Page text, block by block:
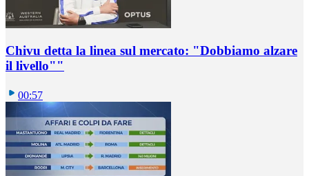
Chivu detta la linea sul mercato: "Dobbiamo alzare
il livello""
00:57